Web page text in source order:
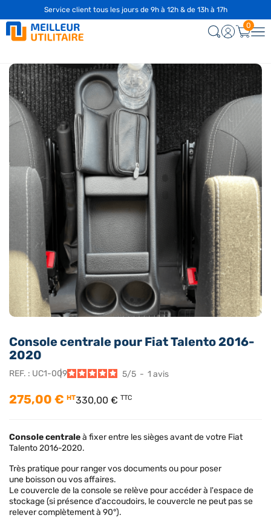
Console centrale pour Fiat Talento 2016-
2020
REF. : UC1-009 5/5 - 1 avis
275,00 € HT330,00 € TTC
Console centraleà fixer entre les sièges avant de votre Fiat
Talento 2016-2020.
Très pratique pour ranger vos documents ou pour poser
une boisson ou vos affaires.
Le couvercle de la console se relève pour accéder à l'espace de
stockage (si présence d'accoudoirs, le couvercle ne peut pas se
relever complètement à 90°).
Service client tous les jours de 9h à 12h & de 13h à 17h
0